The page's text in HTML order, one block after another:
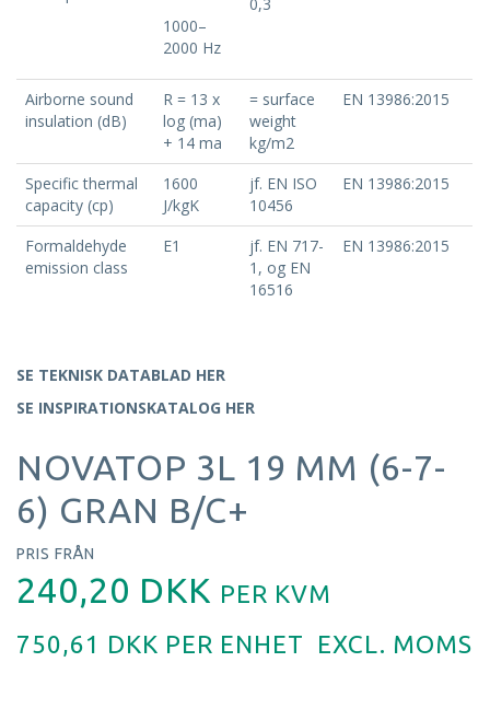
1000–
2000 Hz
Airborne sound
insulation (dB)
R = 13 x
log (ma)
+ 14 ma
= surface
weight
kg/m2
EN 13986:2015
Specific thermal
capacity (cp)
1600
J/kgK
jf. EN ISO
10456
EN 13986:2015
Formaldehyde
emission class
E1
jf. EN 717-
1, og EN
16516
EN 13986:2015
SE TEKNISK DATABLAD HER
SE INSPIRATIONSKATALOG HER
NOVATOP 3L 19 MM (6-7-
6) GRAN B/C+
PRIS FRÅN
240,20 DKK PER KVM
750,61 DKK PER ENHET EXCL. MOMS